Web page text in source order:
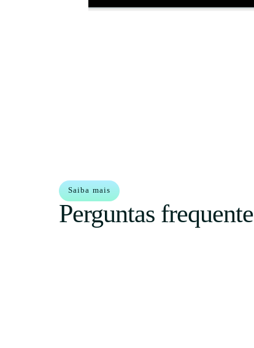
Saiba mais
Perguntas